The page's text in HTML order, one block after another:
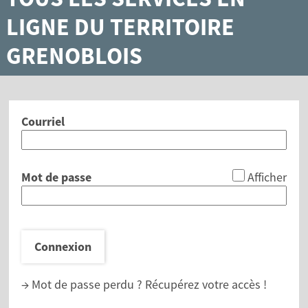
LIGNE DU TERRITOIRE
GRENOBLOIS
Courriel
Mot de passe Afficher
Connexion
→ Mot de passe perdu ? Récupérez votre accès !